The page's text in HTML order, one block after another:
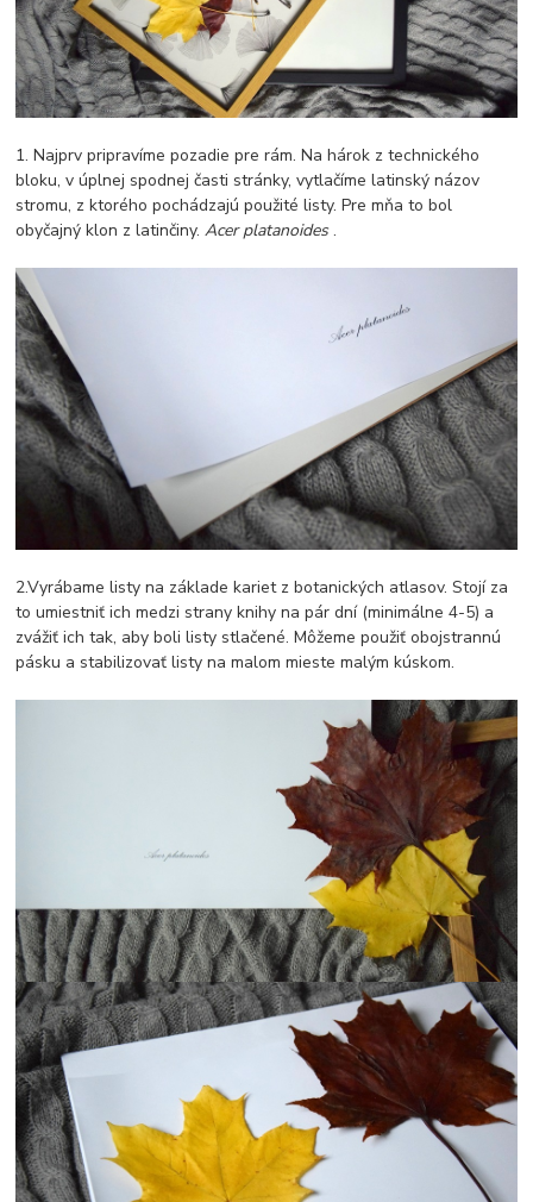
1. Najprv pripravíme pozadie pre rám. Na hárok z technického
bloku, v úplnej spodnej časti stránky, vytlačíme latinský názov
stromu, z ktorého pochádzajú použité listy. Pre mňa to bol
obyčajný klon z latinčiny.Acer platanoides.
2.Vyrábame listy na základe kariet z botanických atlasov. Stojí za
to umiestniť ich medzi strany knihy na pár dní (minimálne 4-5) a
zvážiť ich tak, aby boli listy stlačené. Môžeme použiť obojstrannú
pásku a stabilizovať listy na malom mieste malým kúskom.